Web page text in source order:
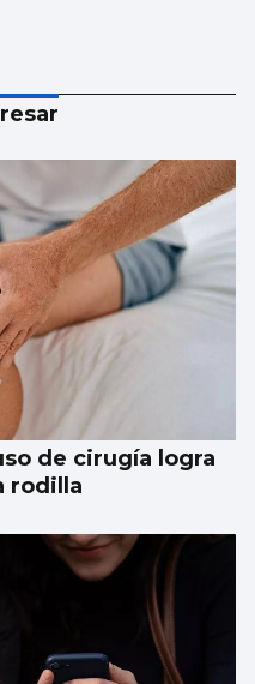
de cirugía logra
rodilla